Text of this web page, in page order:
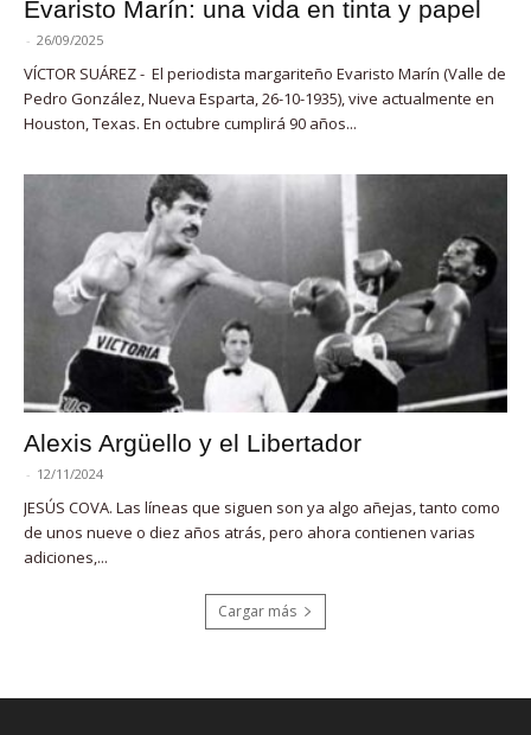
Evaristo Marín: una vida en tinta y papel
- 26/09/2025
VÍCTOR SUÁREZ - El periodista margariteño Evaristo Marín (Valle de
Pedro González, Nueva Esparta, 26-10-1935), vive actualmente en
Houston, Texas. En octubre cumplirá 90 años...
Alexis Argüello y el Libertador
- 12/11/2024
JESÚS COVA. Las líneas que siguen son ya algo añejas, tanto como
de unos nueve o diez años atrás, pero ahora contienen varias
adiciones,...
Cargar más